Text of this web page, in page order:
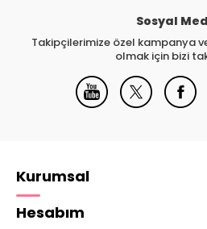
Sosyal
Takipçilerimize özel kampanya
olmak için bizi
Kurumsal
Hesabım